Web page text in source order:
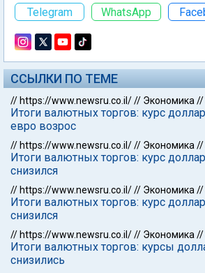
Telegram
WhatsApp
ССЫЛКИ ПО ТЕМЕ
// https://www.newsru.co.il/// Экономика //
Итоги валютных торгов: курс
евро возрос
// https://www.newsru.co.il/// Экономика //
Итоги валютных торгов: курс
снизился
// https://www.newsru.co.il/// Экономика //
Итоги валютных торгов: курс
снизился
// https://www.newsru.co.il/// Экономика //
Итоги валютных торгов: курсы
снизились